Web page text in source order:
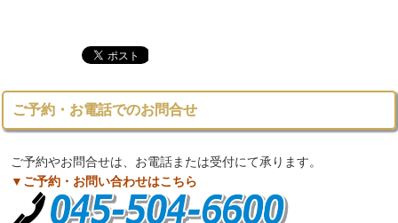
ご予約・お電話でのお問合せ
ご予約やお問合せは、お電話または受付にて承ります。
▼ご予約・お問い合わせはこちら